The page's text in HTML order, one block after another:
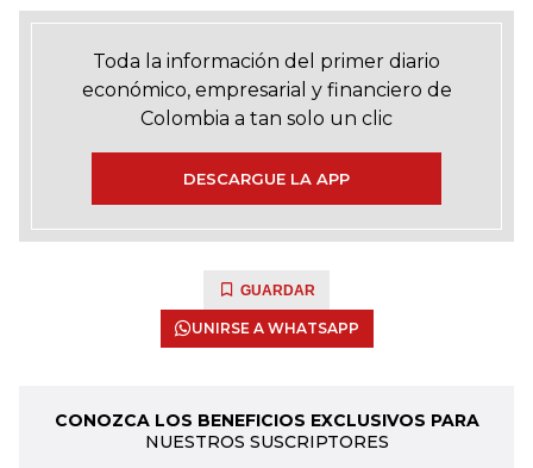
Toda la información del primer diario
económico, empresarial y financiero de
Colombia a tan solo un clic
DESCARGUE LA APP
GUARDAR
UNIRSE A WHATSAPP
CONOZCA LOS BENEFICIOS EXCLUSIVOS PARA
NUESTROS SUSCRIPTORES